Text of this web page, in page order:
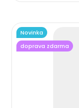
Novinka
doprava zdarma